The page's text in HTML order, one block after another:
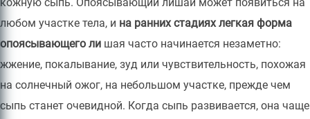
любом участке тела, и на ранних стадиях легкая форма
опоясывающего ли шая часто начинается незаметно:
жжение, покалывание, зуд или чувствительность, похожая
на солнечный ожог, на небольшом участке, прежде чем
сыпь станет очевидной. Когда сыпь развивается, она чаще